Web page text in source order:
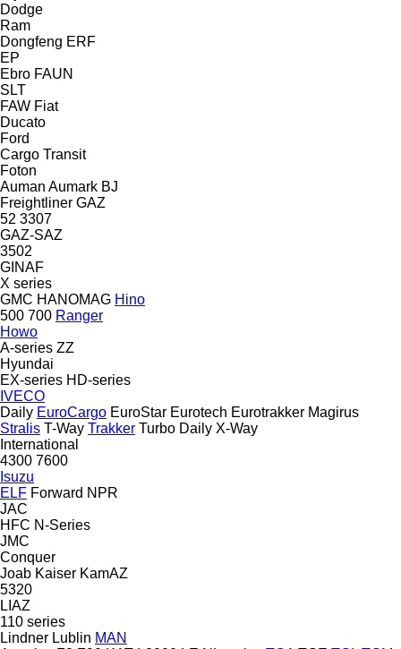
Dodge
Ram
Dongfeng ERF
EP
Ebro FAUN
SLT
FAW Fiat
Ducato
Ford
Cargo Transit
Foton
Auman Aumark BJ
Freightliner GAZ
52 3307
GAZ-SAZ
3502
GINAF
X series
GMC HANOMAG Hino
500 700 Ranger
Howo
A-series ZZ
Hyundai
EX-series HD-series
IVECO
Daily EuroCargo EuroStar Eurotech Eurotrakker Magirus
Stralis T-Way Trakker Turbo Daily X-Way
International
4300 7600
Isuzu
ELF Forward NPR
JAC
HFC N-Series
JMC
Conquer
Joab Kaiser KamAZ
5320
LIAZ
110 series
Lindner Lublin MAN